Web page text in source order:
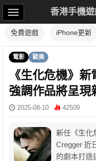
香港手機
免費遊戲 iPhone更新
電影 歐美
《生化危機》
強調作品將呈現
2025-08-10 42509
新任《生化
Cregger 近
的劇本打造